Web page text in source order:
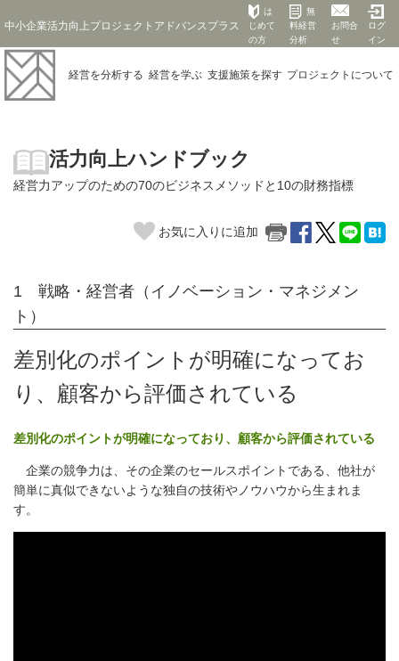
中小企業活力向上プロジェクトアドバンスプラス
は
じめて
の方
無
料経営
分析
お問合
せ
ログ
イン
経営を分析する 経営を学ぶ 支援施策を探す プロジェクト について
活力向上ハンドブック
経営力アップのための70のビジネスメソッドと10の財務指標
お気に入りに追加
1 戦略・経営者（イノベーション・マネジメン
ト）
差別化のポイントが明確になってお
り、顧客から評価されている
差別化のポイントが明確になっており、顧客から評価されている
企業の競争力は、その企業のセールスポイントである、他社が
簡単に真似できないような独自の技術やノウハウから生まれま
す。